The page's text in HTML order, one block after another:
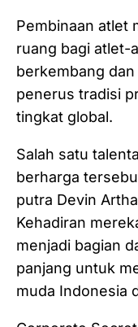
Pembinaan atlet
ruang bagi atlet-
berkembang
penerus tradisi
tingkat global.
Salah satu
berharga
putra Devin
Kehadiran
menjadi bagian
panjang untuk
muda Indonesia